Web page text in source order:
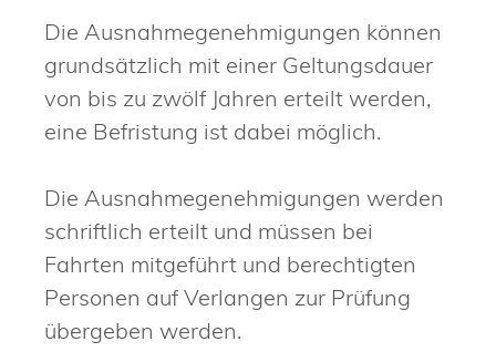
Die Ausnahmegenehmigungen können
grundsätzlich mit einer Geltungsdauer
von bis zu zwölf Jahren erteilt werden,
eine Befristung ist dabei möglich.
Die Ausnahmegenehmigungen werden
schriftlich erteilt und müssen bei
Fahrten mitgeführt und berechtigten
Personen auf Verlangen zur Prüfung
übergeben werden.